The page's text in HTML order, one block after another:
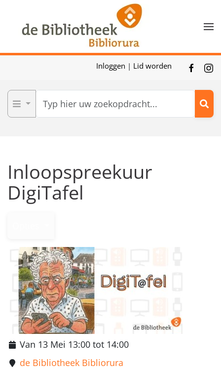
Skip to main content
Inloggen | Lid worden
Inloopspreekuur
DigiTafel
Van 13 Mei 13:00 tot 14:00
de Bibliotheek Bibliorura